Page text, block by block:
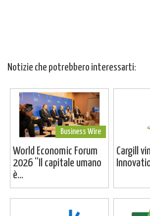
Notizie che potrebbero interessarti:
Business Wire
World Economic Forum
2026 “Il capitale umano
è...
Cargill